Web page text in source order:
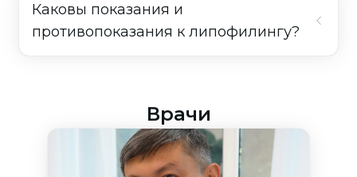
Каковы показания и
противопоказания к липофилингу?
Врачи